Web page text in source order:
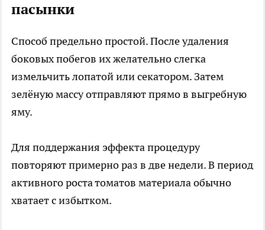
пасынки
Способ предельно простой. После удаления
боковых побегов их желательно слегка
измельчить лопатой или секатором. Затем
зелёную массу отправляют прямо в выгребную
яму.
Для поддержания эффекта процедуру
повторяют примерно раз в две недели. В период
активного роста томатов материала обычно
хватает с избытком.